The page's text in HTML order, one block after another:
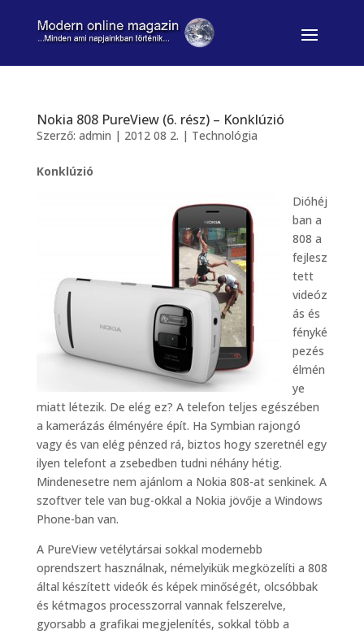
Nokia 808 PureView (6. rész) – Konklúzió
Szerző: admin | 2012 08 2. | Technológia
Konklúzió
Dióhéj
ban a
808 a
fejlesz
tett
videóz
ás és
fényké
pezés
élmén
ye
miatt létezik. De elég ez? A telefon teljes egészében
a kamerázás élményére épít. Ha Symbian rajongó
vagy és van elég pénzed rá, biztos hogy szeretnél egy
ilyen telefont a zsebedben tudni néhány hétig.
Mindenesetre nem ajánlom a Nokia 808-at senkinek. A
szoftver tele van bug-okkal a Nokia jövője a Windows
Phone-ban van.
A PureView vetélytársai sokkal modernebb
oprendszert használnak, némelyikük megközelíti a 808
által készített videók és képek minőségét, olcsóbbak
és kétmagos processzorral vannak felszerelve,
gyorsabb a grafikai megjelenítés, sokkal több a